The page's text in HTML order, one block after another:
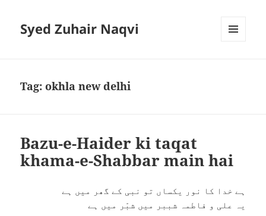
Syed Zuhair Naqvi
Tag:okhla new delhi
Bazu-e-Haider ki taqat
khama-e-Shabbar main hai
ہے خدا کا نور یکساں تو نبی کے گھر میں ہے
یہ علی و فاطمہ شببر میں شبّر میں ہے